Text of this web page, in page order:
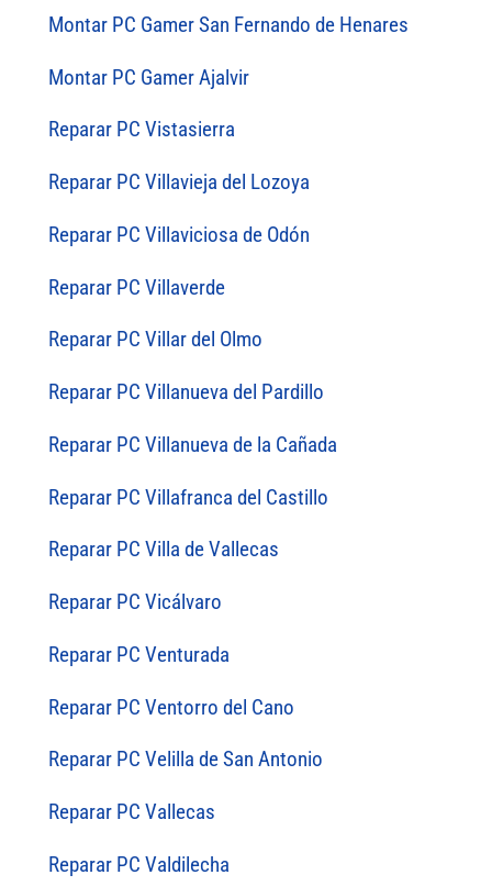
Montar PC Gamer San Fernando de Henares
Montar PC Gamer Ajalvir
Reparar PC Vistasierra
Reparar PC Villavieja del Lozoya
Reparar PC Villaviciosa de Odón
Reparar PC Villaverde
Reparar PC Villar del Olmo
Reparar PC Villanueva del Pardillo
Reparar PC Villanueva de la Cañada
Reparar PC Villafranca del Castillo
Reparar PC Villa de Vallecas
Reparar PC Vicálvaro
Reparar PC Venturada
Reparar PC Ventorro del Cano
Reparar PC Velilla de San Antonio
Reparar PC Vallecas
Reparar PC Valdilecha